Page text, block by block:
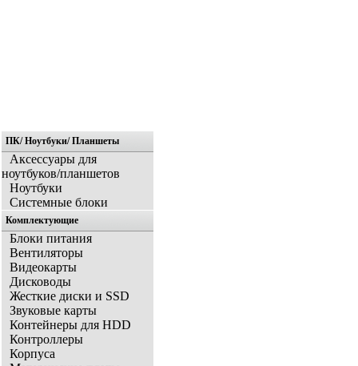
Главная
ПК/ Ноутбуки/ Планшеты
Аксессуары для
ноутбуков/планшетов
Ноутбуки
Системные блоки
Комплектующие
Блоки питания
Вентиляторы
Видеокарты
Дисководы
Жесткие диски и SSD
Звуковые карты
Контейнеры для HDD
Контроллеры
Корпуса